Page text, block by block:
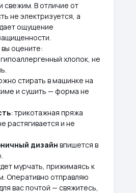
свежим. В отличие от
не электризуется, а
ощущение
оцените:
хлопок, не
стирать в машинке на
и сушить — форма не
: трикотажная пряжа
растягивается и не
дизайн впишется в
мурчать, прижимаясь к
Оперативно отправляю
вас почтой — свяжитесь,